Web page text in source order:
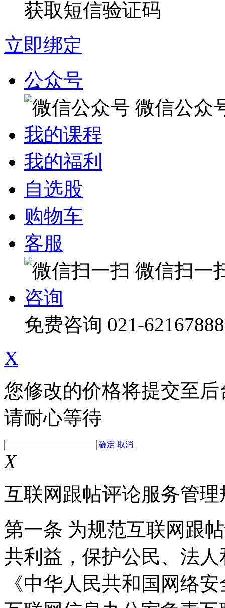
获取短信验证码
立即绑定
公众号
微信公众
我的课程
我的福利
自选股
购物车
客服
微信扫一
咨询
免费咨询 021-62167888
X
您修改的价格将提交至
请耐心等待
确定 取消
X
互联网跟帖评论服务管理
第一条 为规范互联网跟
共利益，保护公民、法
《中华人民共和国网络